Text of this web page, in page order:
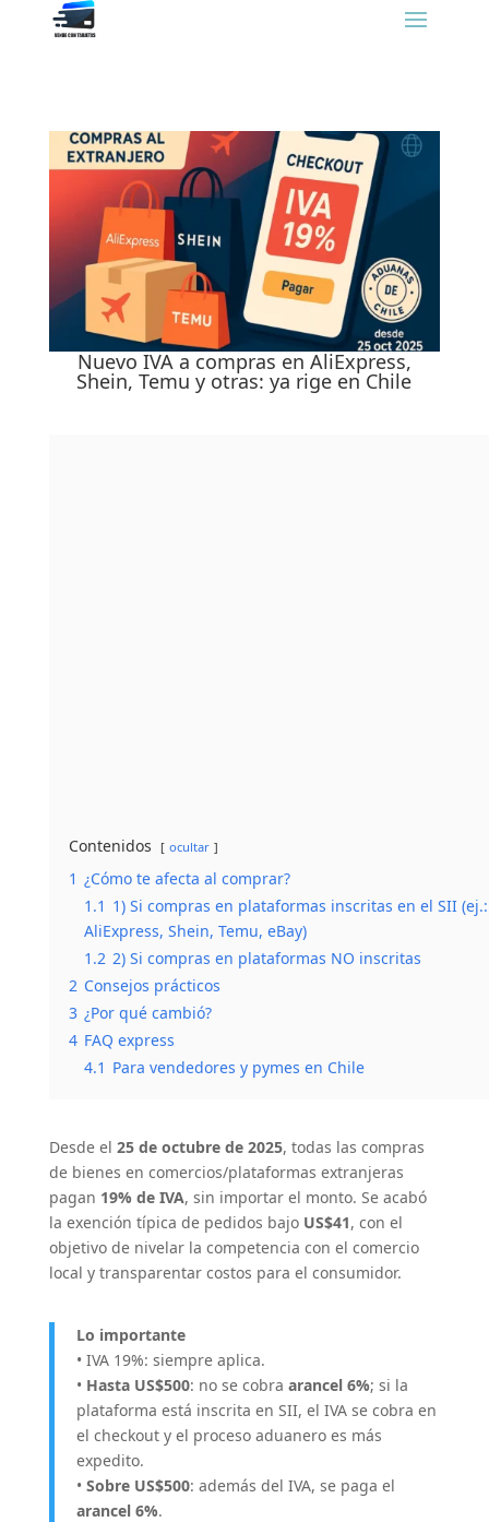
Nuevo IVA a compras en AliExpress,
Shein, Temu y otras: ya rige en Chile
Contenidos ocultar
1 ¿Cómo te afecta al comprar?
1.1 1) Si compras en plataformas inscritas en el SII (ej.:
AliExpress, Shein, Temu, eBay)
1.2 2) Si compras en plataformas NO inscritas
2 Consejos prácticos
3 ¿Por qué cambió?
4 FAQ express
4.1 Para vendedores y pymes en Chile
Desde el 25 de octubre de 2025, todas las compras
de bienes en comercios/plataformas extranjeras
pagan 19% de IVA, sin importar el monto. Se acabó
la exención típica de pedidos bajo US$41, con el
objetivo de nivelar la competencia con el comercio
local y transparentar costos para el consumidor.
Lo importante
• IVA 19%: siempre aplica.
• Hasta US$500: no se cobra arancel 6%; si la
plataforma está inscrita en SII, el IVA se cobra en
el checkout y el proceso aduanero es más
expedito.
• Sobre US$500: además del IVA, se paga el
arancel 6%.